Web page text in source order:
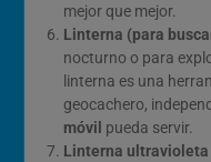
mejor que mejor.
Linterna (para
nocturno o para
linterna es una
geocachero,
móvil pueda servir.
Linterna ultravioleta